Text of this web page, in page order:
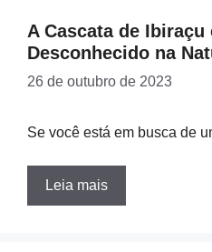
A Cascata de Ibiraçu
Desconhecido na
26 de outubro de 2023
Se você está em busca de
Leia mais